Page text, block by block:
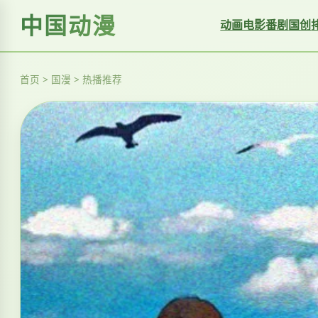
中国动漫 动画电影番剧国创
首页 > 国漫 > 热播推荐